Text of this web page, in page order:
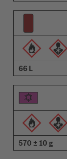
66 L
570 ± 10 g